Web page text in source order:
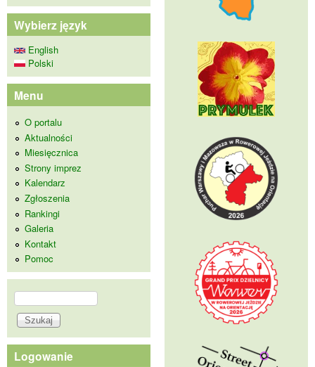
Wybierz język
English
Polski
Menu
O portalu
Aktualności
Miesięcznica
Strony imprez
Kalendarz
Zgłoszenia
Rankingi
Galeria
Kontakt
Pomoc
Formularz wyszukiwania
Szukaj
Logowanie